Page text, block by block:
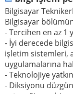
Bilgisayar
Bilgisayar
- Tercihen en az 1
- İyi derecede
işletim sistemleri,
uygulamalarına
- Teknolojiye
- Diksiyonu